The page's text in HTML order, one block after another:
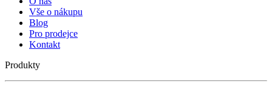
Vše o nákupu
Blog
Pro prodejce
Kontakt
Produkty